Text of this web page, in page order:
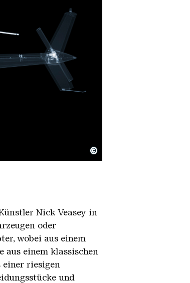
©
Nick Veasey in
oder
wobei aus einem
aus einem klassischen
riesigen
und